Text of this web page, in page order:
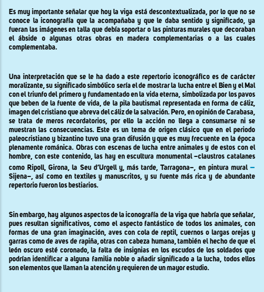
Es muy importante señalar que hoy la viga está descontextualizada, por lo que no se
conoce la iconografía que la acompañaba y que le daba sentido y significado, ya
fueran las imágenes en talla que debía soportar o las pinturas murales que decoraban
el ábside o algunas otras obras en madera complementarias o a las cuales
complementaba.
Una interpretación que se le ha dado a este repertorio iconográfico es de carácter
moralizante, su significado simbólico sería el de mostrar la lucha entre el Bien y el Mal
con el triunfo del primero y fundamentado en la vida eterna, simbolizada por los pavos
que beben de la fuente de vida, de la pila bautismal representada en forma de cáliz,
imagen del cristiano que abreva del cáliz de la salvación. Pero, en opinión de Carabasa,
se trata de meros recordatorios, por ello la acción no llega a consumarse ni se
muestran las consecuencias. Este es un tema de origen clásico que en el periodo
paleocristiano y bizantino tuvo una gran difusión y que es muy frecuente en la época
plenamente románica. Obras con escenas de lucha entre animales y de estos con el
hombre, con este contenido, las hay en escultura monumental –claustros catalanes
como Ripoll, Girona, la Seu d’Urgell y, más tarde, Tarragona–, en pintura mural –
Sijena–, así como en textiles y manuscritos, y su fuente más rica y de abundante
repertorio fueron los bestiarios.
Sin embargo, hay algunos aspectos de la iconografía de la viga que habría que señalar,
pues resultan significativos, como el aspecto fantástico de todos los animales, con
formas de una gran imaginación, aves con cola de reptil, cuernos o largas orejas y
garras como de aves de rapiña, otras con cabeza humana, también el hecho de que el
león oscuro esté coronado, la falta de insignias en los escudos de los soldados que
podrían identificar a alguna familia noble o añadir significado a la lucha, todos ellos
son elementos que llaman la atención y requieren de un mayor estudio.